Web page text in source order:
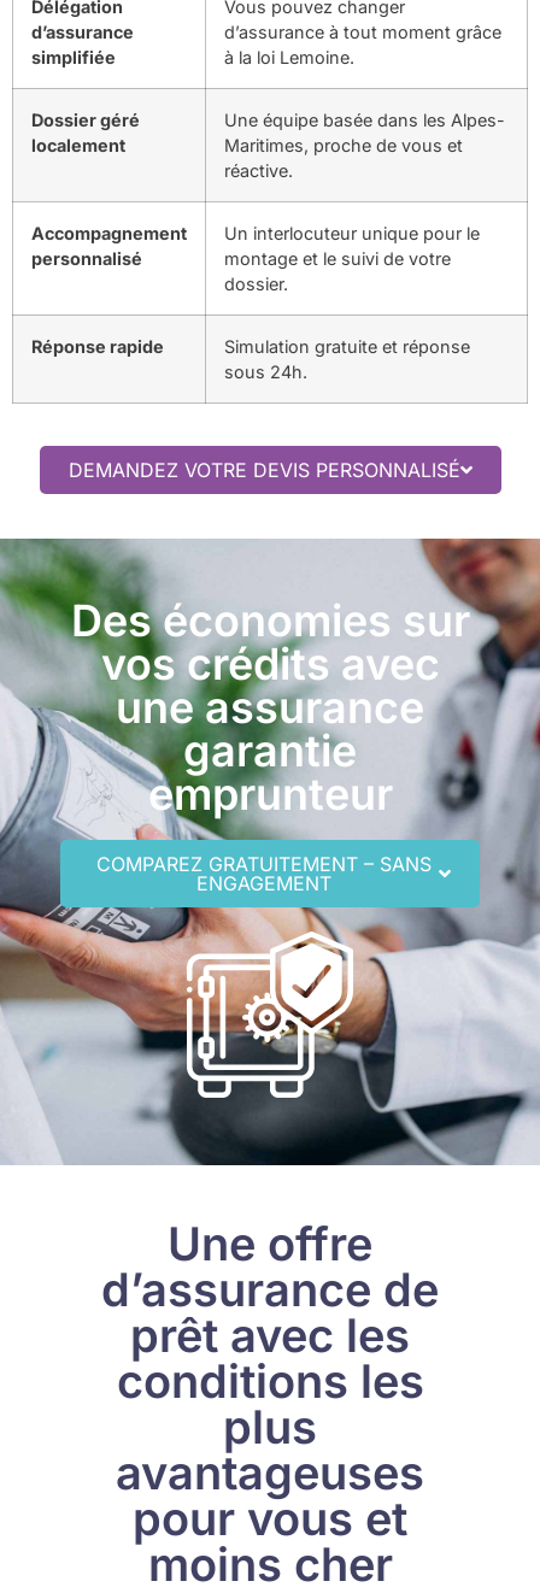
Délégation
d’assurance
simplifiée
Vous pouvez changer
d’assurance à tout moment grâce
à la loi Lemoine.
Dossier géré
localement
Une équipe basée dans les Alpes-
Maritimes, proche de vous et
réactive.
Accompagnement
personnalisé
Un interlocuteur unique pour le
montage et le suivi de votre
dossier.
Réponse rapide
Simulation gratuite et réponse
sous 24h.
DEMANDEZ VOTRE DEVIS PERSONNALISÉ
Des économies sur
vos crédits avec
une assurance
garantie
emprunteur
COMPAREZ GRATUITEMENT – SANS
ENGAGEMENT
Une offre
d’assurance de
prêt avec les
conditions les
plus
avantageuses
pour vous et
moins cher